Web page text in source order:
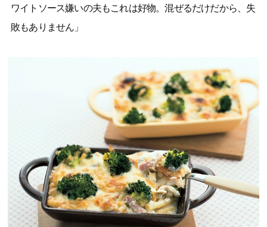
ワイトソース嫌いの夫もこれは好物。混ぜるだけだから、失
敗もありません」